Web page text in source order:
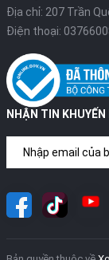
Địa chỉ: 207 Trần
Điện thoại:
NHẬN TIN KHUYẾN